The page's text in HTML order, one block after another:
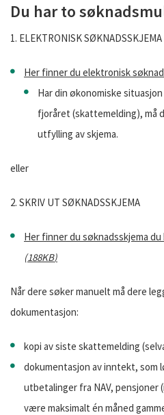
Du har to
1. ELEKTRONISK SØKNADSSKJEMA
Her finner du elektronisk
Har din økonomiske
fjoråret (skattemelding), må
utfylling av skjema.
eller
2. SKRIV UT SØKNADSSKJEMA
Her finner du søknadsskjema du
(188KB)
Når dere søker manuelt må dere
dokumentasjon:
kopi av siste skattemelding
dokumentasjon av inntekt,
utbetalinger fra NAV, pensjoner
være maksimalt én måned